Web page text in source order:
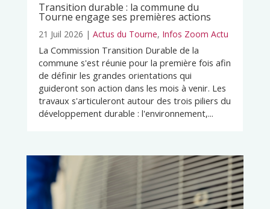
Transition durable : la commune du
Tourne engage ses premières actions
21 Juil 2026 | Actus du Tourne, Infos Zoom Actu
La Commission Transition Durable de la
commune s'est réunie pour la première fois afin
de définir les grandes orientations qui
guideront son action dans les mois à venir. Les
travaux s'articuleront autour des trois piliers du
développement durable : l'environnement,...